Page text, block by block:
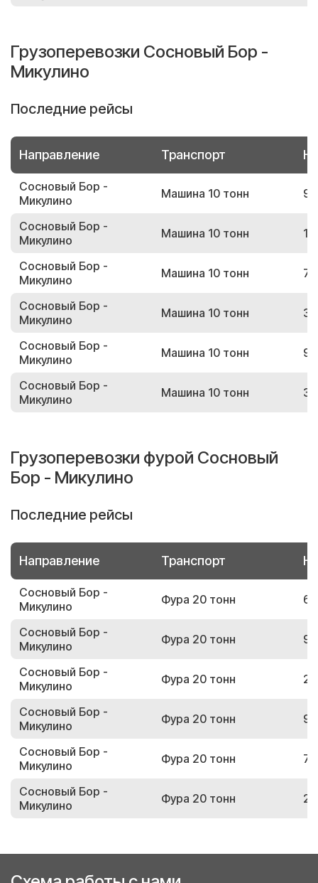
Грузоперевозки Сосновый Бор -
Микулино
Последние рейсы
Направление Транспорт
Сосновый Бор -
Микулино
Машина 10 тонн
Сосновый Бор -
Микулино
Машина 10 тонн
Сосновый Бор -
Микулино
Машина 10 тонн
Сосновый Бор -
Микулино
Машина 10 тонн
Сосновый Бор -
Микулино
Машина 10 тонн
Сосновый Бор -
Микулино
Машина 10 тонн
Грузоперевозки фурой Сосновый
Бор - Микулино
Последние рейсы
Направление Транспорт
Сосновый Бор -
Микулино
Фура 20 тонн
Сосновый Бор -
Микулино
Фура 20 тонн
Сосновый Бор -
Микулино
Фура 20 тонн
Сосновый Бор -
Микулино
Фура 20 тонн
Сосновый Бор -
Микулино
Фура 20 тонн
Сосновый Бор -
Микулино
Фура 20 тонн